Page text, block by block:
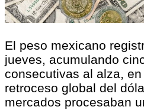
El peso mexicano
jueves, acumulando
consecutivas al alza,
retroceso global del
mercados procesaban